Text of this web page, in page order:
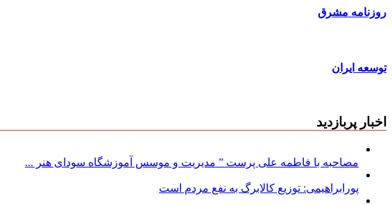
روزنامه مشرق
توسعه ایران
اخبار پربازدید
مصاحبه با فاطمه علی پرست ” مدیریت و موسس آموزشگاه سودای هنر ...
پورابراهیمی: توزیع کالابرگ به نفع مردم است